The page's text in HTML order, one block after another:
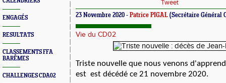
ENGAGÉS
RESULTATS
CLASSEMENTS FFA
BARÊMES
CHALLENGES CDA02
Tweet
23 Novembre 2020 - Patrice PIGAL (Secrétaire Général
Vie du CD02
Triste nouvelle que nous venons
est est décédé ce 21 novembre 2020.